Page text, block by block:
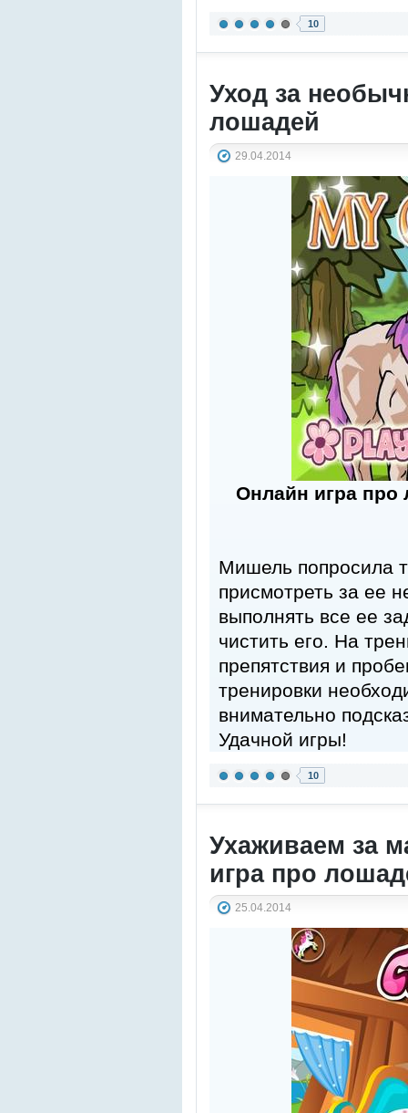
10
Уход за
лошадей
29.04.2014
Онлайн игра
Мишель попросила
присмотреть за ее
выполнять все ее
чистить его. На
препятствия и
тренировки
внимательно
Удачной игры!
10
Ухаживаем за
игра про
25.04.2014